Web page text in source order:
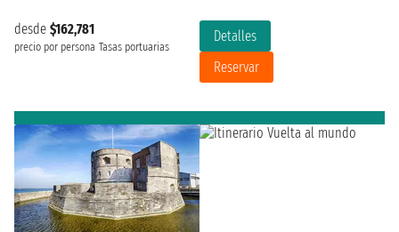
desde $162,781
precio por persona Tasas portuarias
Detalles
Reservar